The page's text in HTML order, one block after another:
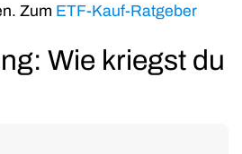
Zum ETF-Kauf-Ratgeber
Wie kriegst du